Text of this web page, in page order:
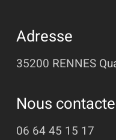
Adresse
35200 RENNES
Nous
06 64 45 15 17